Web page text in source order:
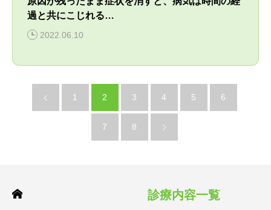
過と共にこじれる…
2022.06.10
1 2 3 4 5 6
7 8
診療内容一覧